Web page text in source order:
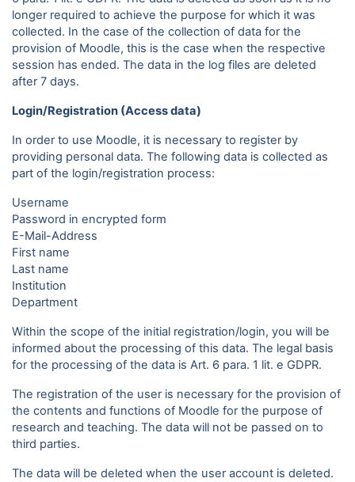
longer required to achieve the purpose for which it was
collected. In the case of the collection of data for the
provision of Moodle, this is the case when the respective
session has ended. The data in the log files are deleted
after 7 days.
Login/Registration (Access data)
In order to use Moodle, it is necessary to register by
providing personal data. The following data is collected as
part of the login/registration process:
Username
Password in encrypted form
E-Mail-Address
First name
Last name
Institution
Department
Within the scope of the initial registration/login, you will be
informed about the processing of this data. The legal basis
for the processing of the data is Art. 6 para. 1 lit. e GDPR.
The registration of the user is necessary for the provision of
the contents and functions of Moodle for the purpose of
research and teaching. The data will not be passed on to
third parties.
The data will be deleted when the user account is deleted.